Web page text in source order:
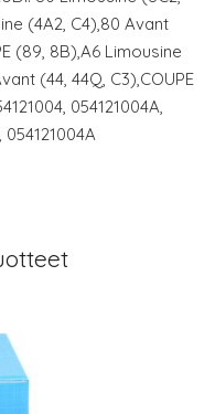
(4A2, C4),80 Avant
(89, 8B),A6 Limousine
(44, 44Q, C3),COUPE
054121004A,
054121004A